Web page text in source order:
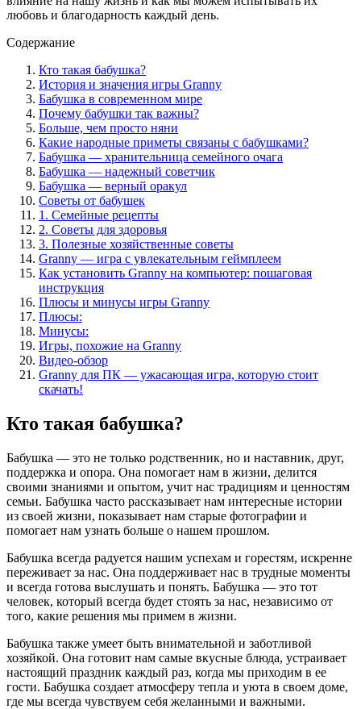
любовь и благодарность каждый день.
Содержание
Кто такая бабушка?
История и значения игры Granny
Бабушка в современном мире
Почему бабушки так важны?
Больше, чем просто няни
Какие народные приметы связаны с бабушками?
Бабушка — хранительница семейного очага
Бабушка — надежный советчик
Бабушка — верный оракул
Советы от бабушек
1. Семейные рецепты
2. Советы для здоровья
3. Полезные хозяйственные советы
Granny — игра с увлекательным геймплеем
Как установить Granny на компьютер: пошаговая
инструкция
Плюсы и минусы игры Granny
Плюсы:
Минусы:
Игры, похожие на Granny
Видео-обзор
Granny для ПК — ужасающая игра, которую стоит
скачать!
Кто такая бабушка?
Бабушка — это не только родственник, но и наставник, друг,
поддержка и опора. Она помогает нам в жизни, делится
своими знаниями и опытом, учит нас традициям и ценностям
семьи. Бабушка часто рассказывает нам интересные истории
из своей жизни, показывает нам старые фотографии и
помогает нам узнать больше о нашем прошлом.
Бабушка всегда радуется нашим успехам и горестям, искренне
переживает за нас. Она поддерживает нас в трудные моменты
и всегда готова выслушать и понять. Бабушка — это тот
человек, который всегда будет стоять за нас, независимо от
того, какие решения мы примем в жизни.
Бабушка также умеет быть внимательной и заботливой
хозяйкой. Она готовит нам самые вкусные блюда, устраивает
настоящий праздник каждый раз, когда мы приходим в ее
гости. Бабушка создает атмосферу тепла и уюта в своем доме,
где мы всегда чувствуем себя желанными и важными.